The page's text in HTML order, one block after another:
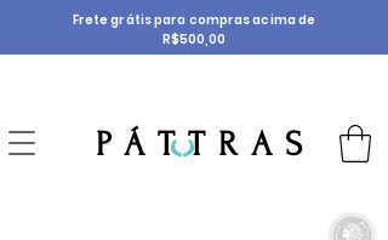
P Á T T R A S
Frete grátis para compras acima de
R$500,00